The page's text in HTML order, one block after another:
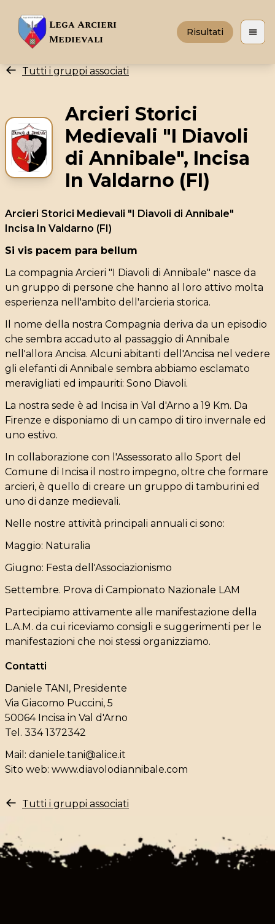
Lega Arcieri
Medievali
Risultati Apri
Tutti i gruppi associati
Arcieri Storici
Medievali "I Diavoli
di Annibale", Incisa
In Valdarno (FI)
Arcieri Storici Medievali "I Diavoli di Annibale"
Incisa In Valdarno (FI)
Si vis pacem para bellum
La compagnia Arcieri "I Diavoli di Annibale" nasce da
un gruppo di persone che hanno al loro attivo molta
esperienza nell'ambito dell'arcieria storica.
Il nome della nostra Compagnia deriva da un episodio
che sembra accaduto al passaggio di Annibale
nell'allora Ancisa. Alcuni abitanti dell'Ancisa nel vedere
gli elefanti di Annibale sembra abbiamo esclamato
meravigliati ed impauriti: Sono Diavoli.
La nostra sede è ad Incisa in Val d'Arno a 19 Km. Da
Firenze e disponiamo di un campo di tiro invernale ed
uno estivo.
In collaborazione con l'Assessorato allo Sport del
Comune di Incisa il nostro impegno, oltre che formare
arcieri, è quello di creare un gruppo di tamburini ed
uno di danze medievali.
Nelle nostre attività principali annuali ci sono:
Maggio: Naturalia
Giugno: Festa dell'Associazionismo
Settembre. Prova di Campionato Nazionale LAM
Partecipiamo attivamente alle manifestazione della
L.A.M. da cui riceviamo consigli e suggerimenti per le
manifestazioni che noi stessi organizziamo.
Contatti
Daniele TANI, Presidente
Via Giacomo Puccini, 5
50064 Incisa in Val d'Arno
Tel. 334 1372342
Mail: daniele.tani@alice.it
Sito web: www.diavolodiannibale.com
Tutti i gruppi associati